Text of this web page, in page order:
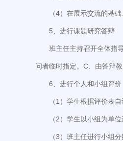
（4）在展示交流的基
5、进行课题研究答辩
班主任主持召开全体指
问者临时指定。C、由答辩
6、进行个人和小组评价
（1）学生根据评价表
（2）学生以小组为单
（3）班主任进行小组